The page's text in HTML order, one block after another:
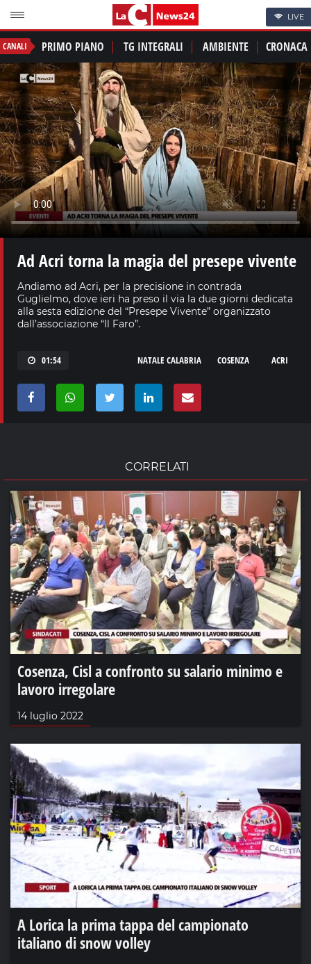
LIVE
CANALI PRIMO PIANO TG INTEGRALI AMBIENTE CRONACA
Ad Acri torna la magia del presepe vivente
Andiamo ad Acri, per la precisione in contrada
Guglielmo, dove ieri ha preso il via la due giorni dedicata
alla sesta edizione del “Presepe Vivente” organizzato
dall’associazione “Il Faro”.
01:54 ACRI
COSENZA
NATALE CALABRIA
CORRELATI
Cosenza, Cisl a confronto su salario minimo e
lavoro irregolare
14 luglio 2022
A Lorica la prima tappa del campionato
italiano di snow volley